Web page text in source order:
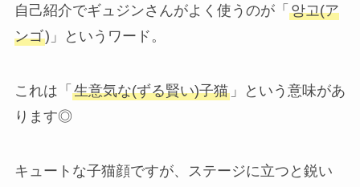
自己紹介でギュジンさんがよく使うのが「 앙고(ア
ンゴ)」というワード。
これは「 生意気な(ずる賢い)子猫」という意味があ
ります◎
キュートな子猫顔ですが、ステージに立つと鋭い